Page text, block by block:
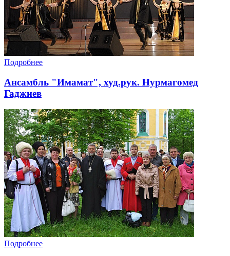
Подробнее
Ансамбль "Имамат", худ.рук. Нурмагомед
Гаджиев
Подробнее